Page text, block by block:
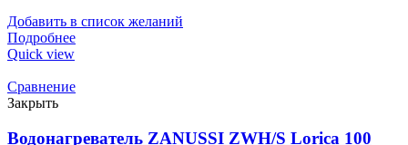
Добавить в список желаний
Подробнее
Quick view
Сравнение
Закрыть
Водонагреватель ZANUSSI ZWH/S Lorica 100